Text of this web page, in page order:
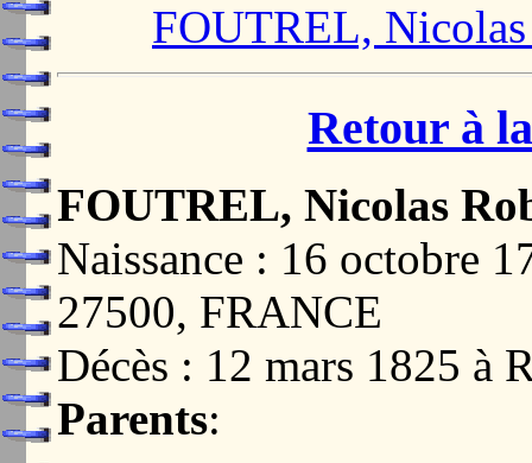
FOUTREL,
Retour à
FOUTREL, Nicolas
Naissance : 16 octobre
27500, FRANCE
Décès : 12 mars 1825 à
Parents: